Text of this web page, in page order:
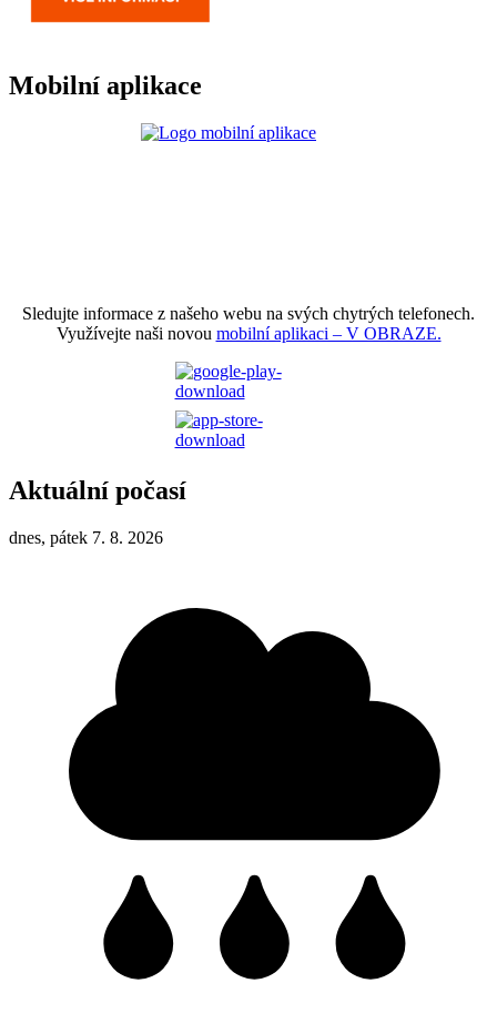
Mobilní aplikace
Sledujte informace z našeho webu na svých chytrých telefonech.
Využívejte naši novou mobilní aplikaci – V OBRAZE.
Aktuální počasí
dnes, pátek 7. 8. 2026